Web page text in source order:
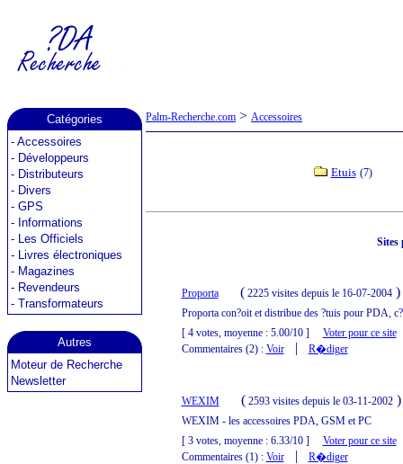
Catégories
- Accessoires
- Développeurs
- Distributeurs
- Divers
- GPS
- Informations
- Les Officiels
- Livres électroniques
- Magazines
- Revendeurs
- Transformateurs
Autres
Moteur de Recherche
Newsletter
Palm-Recherche.com > Accessoires
Etuis (7)
Sites
Proporta( 2225 visites depuis le 16-07-2004)
Proporta con?oit et distribue des ?tuis pour PDA,
[ 4 votes, moyenne : 5.00/10 ] Voter pour ce site
Commentaires (2) : Voir| R�diger
WEXIM( 2593 visites depuis le 03-11-2002)
WEXIM - les accessoires PDA, GSM et PC
[ 3 votes, moyenne : 6.33/10 ] Voter pour ce site
Commentaires (1) : Voir| R�diger